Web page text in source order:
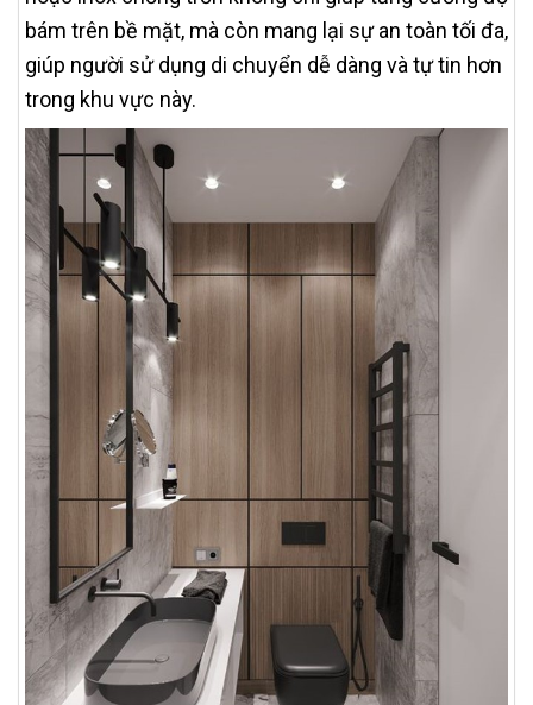
bám trên bề mặt, mà còn mang lại sự an toàn tối đa,
giúp người sử dụng di chuyển dễ dàng và tự tin hơn
trong khu vực này.